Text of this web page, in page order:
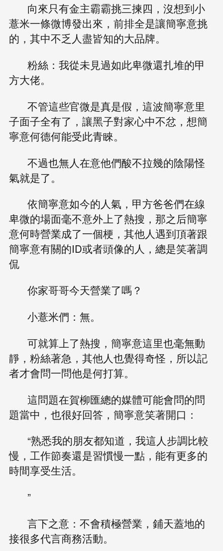
向來只有金主霸霸挑三揀四，沒想到小
薏米一條微博發出來，前排全是讓簡寧意挑
的，其中不乏人盡皆知的大品牌。
粉絲：我從未見過如此卑微還扎堆的甲
方大佬。
不管這些官微是真是假，這波簡寧意里
子面子全有了，讓黑子對家心中不忿，想簡
寧意何德何能受此青睞。
不過也無人在意他們酸不拉幾的陰陽怪
氣就是了。
依簡寧意如今的人氣，甲方爸爸們在線
卑微的場面毫不意外上了熱搜，那之后簡寧
意何時營業成了一個梗，其他人遇到頂著跟
簡寧意有關的ID或者頭像的人，總是笑著調
侃
你家哥哥今天營業了嗎？
小薏米們：無。
可就算上了熱搜，簡寧意這里也毫無動
靜，粉絲著急，其他人也覺得奇怪，所以記
者才會問一問他是何打算。
這問題在賀柳匯總的媒體可能會問的問
題當中，也很好回答，簡寧意笑著開口：
“熟悉我的朋友都知道，我這人步調比較
慢，工作節奏還是習慣慢一點，能有更多的
時間享受生活。
”
言下之意：不會積極營業，鋪天蓋地的
接很多代言商務活動。